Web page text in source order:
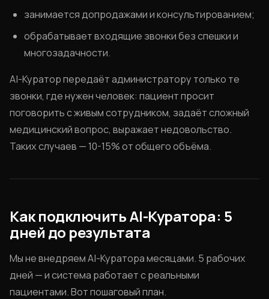
занимается допродажами и консультированием;
обрабатывает входящие звонки без спешки и
многозадачности.
AI-Куратор передаёт администратору только те
звонки, где нужен человек: пациент просит
поговорить с живым сотрудником, задаёт сложный
медицинский вопрос, выражает недовольство.
Таких случаев — 10-15% от общего объёма.
Как подключить AI-Куратора: 5
дней до результата
Мы не внедряем AI-Куратора месяцами. 5 рабочих
дней — и система работает с реальными
пациентами. Вот пошаговый план.